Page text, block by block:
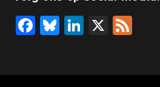
o
k
n
F
Bl
Li X